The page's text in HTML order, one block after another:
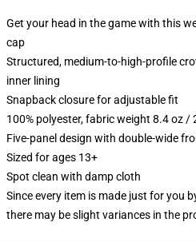
Get your head in the game with this
cap
Structured, medium-to-high-profile
inner lining
Snapback closure for adjustable fit
100% polyester, fabric weight 8.4 oz /
Five-panel design with double-wide
Sized for ages 13+
Spot clean with damp cloth
Since every item is made just for you
there may be slight variances in the